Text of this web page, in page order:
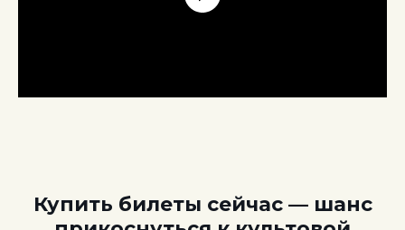
Купить билеты сейчас — шанс